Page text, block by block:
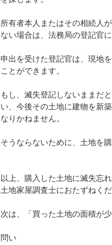
所有者本人またはその相続人
ない場合は、法務局の登記官
申出を受けた登記官は、現地
ことができます。
もし、滅失登記しないままだ
い、今後その土地に建物を新
なりかねません。
そうならないために、土地を
以上、購入した土地に滅失忘
土地家屋調査士におたずねくだ
次は、「買った土地の面積が
問い